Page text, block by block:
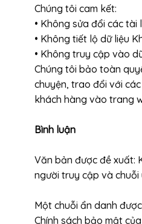
Chúng tôi cam kết:
• Không sửa đổi các
• Không tiết lộ dữ liệu
• Không truy cập vào
Chúng tôi bảo toàn
chuyện, trao đổi với
khách hàng vào trang
Bình luận
Văn bản được đề xuất:
người truy cập và
Một chuỗi ẩn danh
Chính sách bảo mật